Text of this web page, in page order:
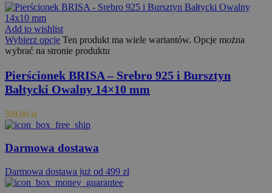
Add to wishlist
Wybierz opcje Ten produkt ma wiele wariantów. Opcje można
wybrać na stronie produktu
Pierścionek BRISA – Srebro 925 i Bursztyn
Bałtycki Owalny 14×10 mm
399,00 zł
Darmowa dostawa
Darmowa dostawa już od 499 zł